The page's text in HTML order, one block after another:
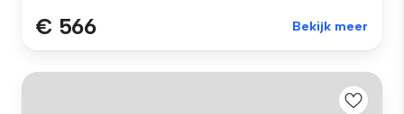
€ 566 Bekijk meer